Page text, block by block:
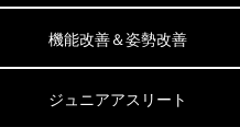
機能改善＆姿勢改善
ジュニアアスリート